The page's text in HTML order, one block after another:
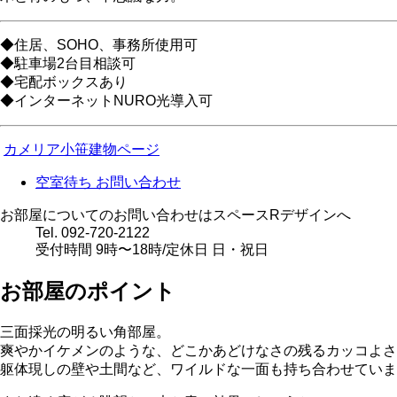
◆住居、SOHO、事務所使用可
◆駐車場2台目相談可
◆宅配ボックスあり
◆インターネットNURO光導入可
カメリア小笹建物ページ
空室待ち お問い合わせ
お部屋についてのお問い合わせはスペースRデザインへ
Tel. 092-720-2122
受付時間 9時〜18時/定休日 日・祝日
お部屋のポイント
三面採光の明るい角部屋。
爽やかイケメンのような、どこかあどけなさの残るカッコよ
躯体現しの壁や土間など、ワイルドな一面も持ち合わせてい